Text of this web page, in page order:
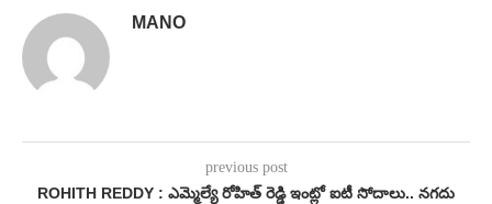
MANO
previous post
ROHITH REDDY : ఎమ్మెల్యే రోహిత్ రెడ్డి ఇంట్లో ఐటీ సోదాలు.. నగదు